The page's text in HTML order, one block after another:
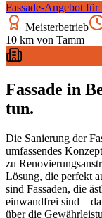
Fassade-Angebot für
Meisterbetrieb
10 km von Tamm
Fassade in
tun.
Die Sanierung der
umfassendes
zu
Lösung, die perfekt
sind Fassaden, die
einwandfrei sind –
über die